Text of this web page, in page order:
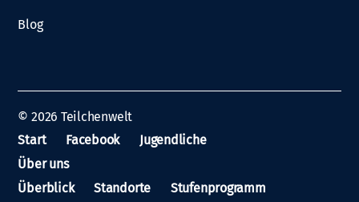
Blog
© 2026 Teilchenwelt
Start
Facebook
Jugendliche
Über uns
Überblick
Standorte
Stufenprogramm